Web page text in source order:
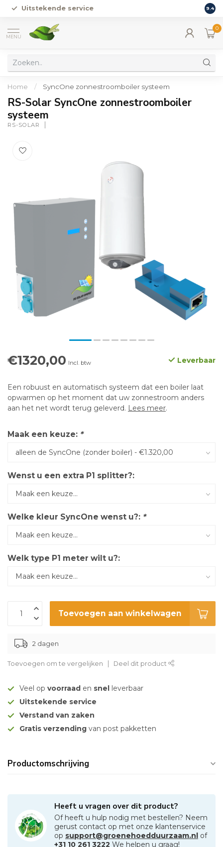
Uitstekende service 9.4
MENU
0
Home / SyncOne zonnestroomboiler systeem
RS-Solar SyncOne zonnestroomboiler
systeem
RS-SOLAR
€1320,00 Incl. btw Leverbaar
Een robuust en automatisch systeem dat een boiler laat
opwarmen op het moment dat uw zonnestroom anders
aan het net wordt terug geleverd. Lees meer.
Maak een keuze: *
Wenst u een extra P1 splitter?:
Welke kleur SyncOne wenst u?: *
Welk type P1 meter wilt u?:
Toevoegen aan winkelwagen
2 dagen
Toevoegen om te vergelijken Deel dit product
Veel op voorraad en snel leverbaar
Uitstekende service
Verstand van zaken
Gratis verzending van post pakketten
Productomschrijving
Heeft u vragen over dit product?
Of heeft u hulp nodig met bestellen? Neem
gerust contact op met onze klantenservice
op support@groenehoedduurzaam.nl of
+31 10 261 3222 We helpen u graag!